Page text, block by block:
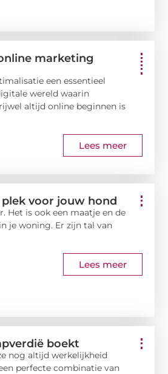
marketing
een essentieel
wereld waarin
altijd online beginnen is
Lees meer
voor jouw hond
Het is ook een maatje en de
je woning. Er zijn tal van
Lees meer
boekt
nog altijd werkelijkheid
perfecte combinatie van